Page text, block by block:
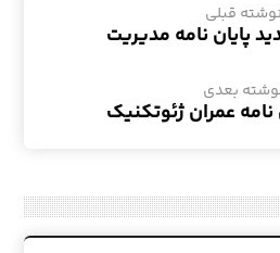
نوشته قبلی
پایان نامه مدیریت
بعدی
عمران ژئوتکنیک